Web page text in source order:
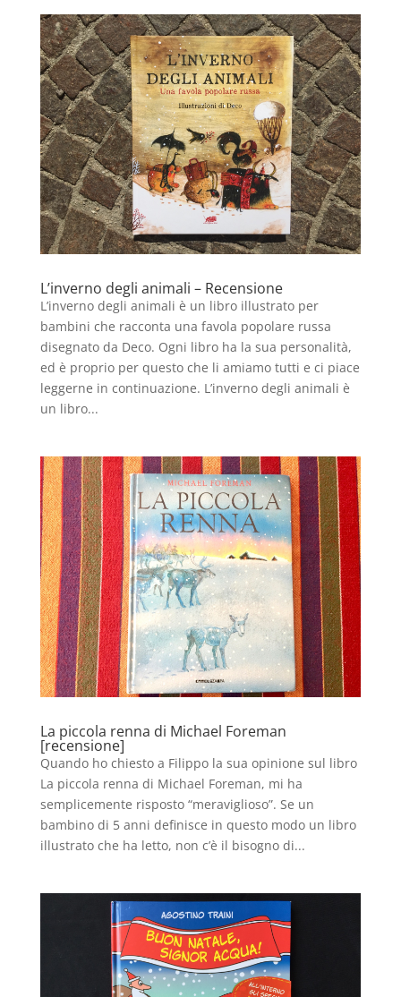
L’inverno degli animali – Recensione
L’inverno degli animali è un libro illustrato per
bambini che racconta una favola popolare russa
disegnato da Deco. Ogni libro ha la sua personalità,
ed è proprio per questo che li amiamo tutti e ci piace
leggerne in continuazione. L’inverno degli animali è
un libro...
La piccola renna di Michael Foreman
[recensione]
Quando ho chiesto a Filippo la sua opinione sul libro
La piccola renna di Michael Foreman, mi ha
semplicemente risposto “meraviglioso”. Se un
bambino di 5 anni definisce in questo modo un libro
illustrato che ha letto, non c’è il bisogno di...